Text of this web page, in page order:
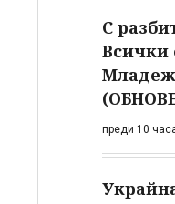
С
Всички
преди 10